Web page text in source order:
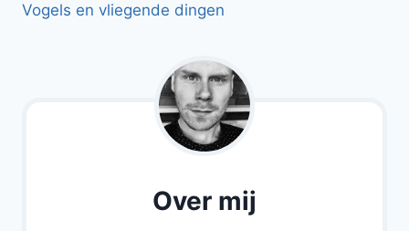
Vogels en vliegende dingen
Over mij